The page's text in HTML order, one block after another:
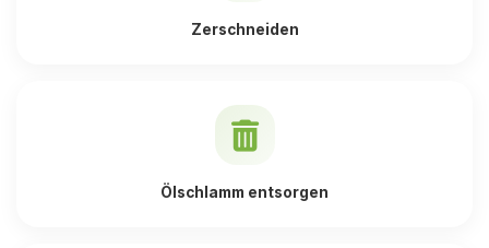
Zerschneiden
Ölschlamm entsorgen